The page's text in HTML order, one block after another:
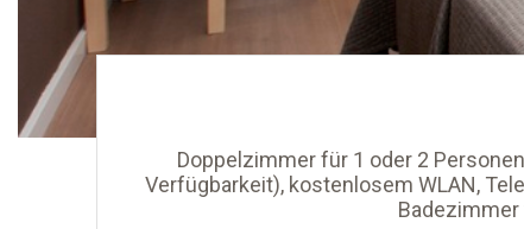
Doppelzimmer für 1 oder 2
Verfügbarkeit), kostenlosem WLAN,
Badezimmer